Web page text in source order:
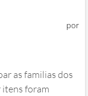
por
as familias dos
itens foram